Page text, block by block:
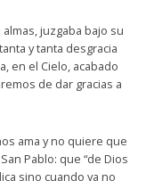
juzgaba bajo su
y tanta desgracia
en el Cielo, acabado
de dar gracias a
ama y no quiere que
Pablo: que “de Dios
sino cuando ya no